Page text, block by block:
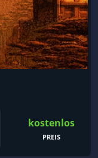
kostenlos
PREIS